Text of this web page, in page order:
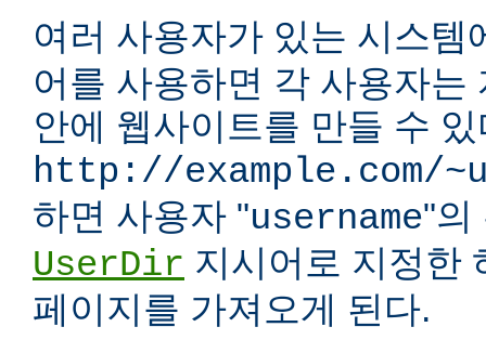
여러 사용자가 있는 시스템
어를 사용하면 각 사용자는
안에 웹사이트를 만들 수
http://example.com/
하면 사용자 "username"의
UserDir 지시어로 지정한
페이지를 가져오게 된다.